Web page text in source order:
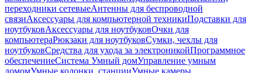
переходники сетевыеАнтенны для беспроводной
связиАксессуары для компьютерной техникиПодставки для
ноутбуковАксессуары для ноутбуковОчки для
компьютераРюкзаки для ноутбуковСумки, чехлы для
ноутбуковСредства для ухода за электроникойПрограммное
обеспечениеСистема Умный домУправление умным
домомУмные колонки, станцииУмные камеры